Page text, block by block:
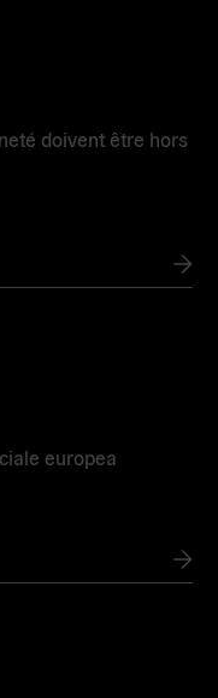
doivent être hors
europea